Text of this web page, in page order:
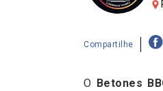
Compartilhe
O Betones